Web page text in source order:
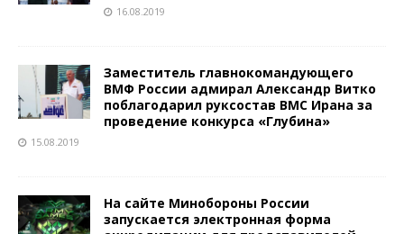
16.08.2019
Заместитель главнокомандующего
ВМФ России адмирал Александр Витко
поблагодарил руксостав ВМС Ирана за
проведение конкурса «Глубина»
15.08.2019
На сайте Минобороны России
запускается электронная форма